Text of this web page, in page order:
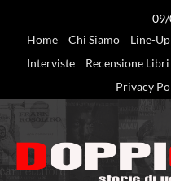
Home
Chi Siamo Line-Up
Interviste
Recensione Libri
Privacy